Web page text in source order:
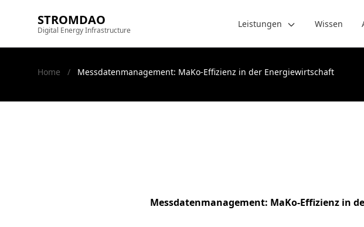
STROMDAO
Digital Energy Infrastructure
Leistungen Wissen
Home / Messdatenmanagement: MaKo-Effizienz in der Energiewirtschaft
Messdatenmanagement: MaKo-Effizienz in